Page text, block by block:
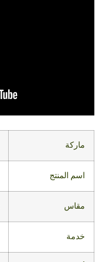
ماركة
اسم المنتج
مقاس
خدمة